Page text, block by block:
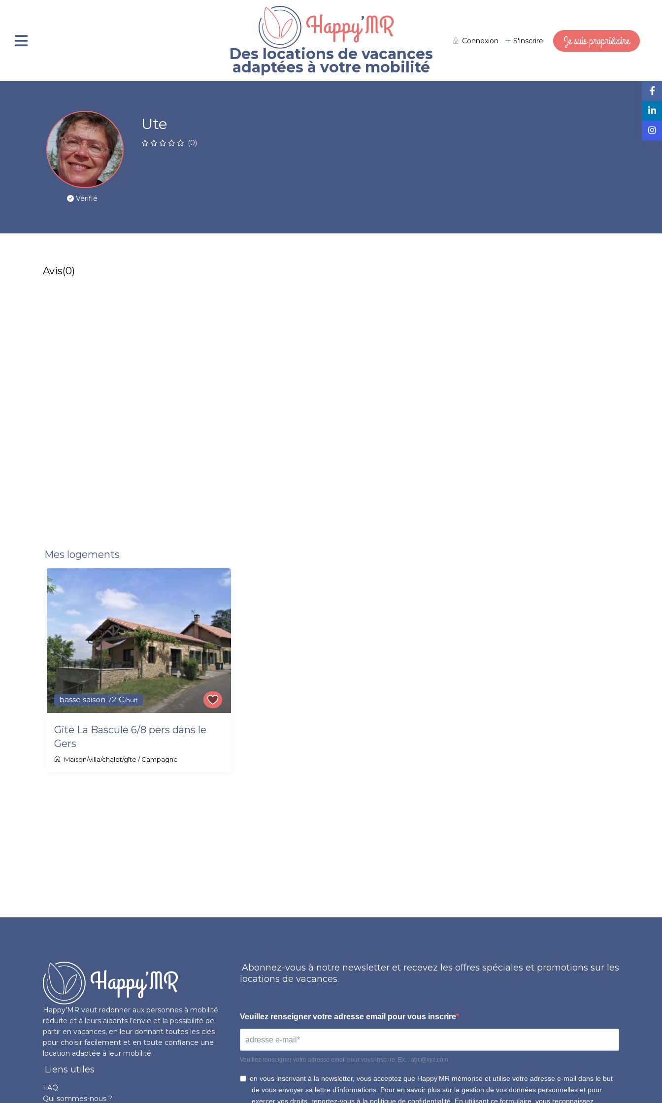
Des locations de vacances
adaptées à votre mobilité
Connexion S'inscrire Je suis propriétaire
Vérifié
Ute
(0)
Avis(0)
Mes logements
basse saison 72 €/nuit
Gîte La Bascule 6/8 pers dans le
Gers
Maison/villa/chalet/gîte /Campagne
Happy’MR veut redonner aux personnes à mobilité
réduite et à leurs aidants l’envie et la possibilité de
partir en vacances, en leur donnant toutes les clés
pour choisir facilement et en toute confiance une
location adaptée à leur mobilité.
Liens utiles
FAQ
Qui sommes-nous ?
Abonnez-vous à notre newsletter et recevez les offres spéciales et promotions sur les
locations de vacances.
Veuillez renseigner votre adresse email pour vous inscrire
Veuillez renseigner votre adresse email pour vous inscrire. Ex. : abc@xyz.com
en vous inscrivant à la newsletter, vous acceptez que Happy'MR mémorise et utilise votre adresse e-mail dans le but
de vous envoyer sa lettre d'informations. Pour en savoir plus sur la gestion de vos données personnelles et pour
exercer vos droits, reportez-vous à la politique de confidentialité. En utilisant ce formulaire, vous reconnaissez